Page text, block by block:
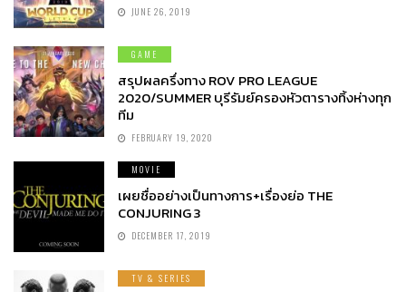
JUNE 26, 2019
GAME
สรุปผลครึ่งทาง ROV PRO LEAGUE
2020/SUMMER บุรีรัมย์ครองหัวตารางทิ้งห่างทุก
ทีม
FEBRUARY 19, 2020
MOVIE
เผยชื่ออย่างเป็นทางการ+เรื่องย่อ THE
CONJURING 3
DECEMBER 17, 2019
TV & SERIES